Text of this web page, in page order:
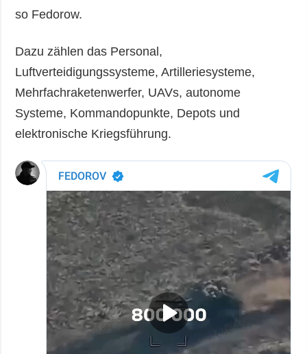
so Fedorow.
Dazu zählen das Personal,
Luftverteidigungssysteme, Artilleriesysteme,
Mehrfachraketenwerfer, UAVs, autonome
Systeme, Kommandopunkte, Depots und
elektronische Kriegsführung.